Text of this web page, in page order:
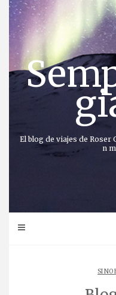
Saltar
contenido
El blog de viajes de Roser
n
SI NO